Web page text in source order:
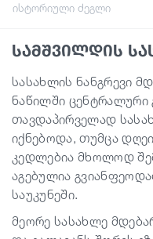
საქართველო
ისტორიული ძეგლი
სამშვილდის
სასახლის ნანგრევი
ნაწილში
თავდაპირველად
იქნებოდა, თუმცა
კედლებია მხოლოდ
აგებულია
საუკუნეში.
მეორე სასახლე